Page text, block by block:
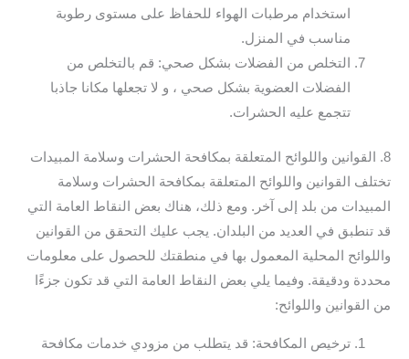
استخدام مرطبات الهواء للحفاظ على مستوى رطوبة
مناسب في المنزل.
التخلص من الفضلات بشكل صحي: قم بالتخلص من
الفضلات العضوية بشكل صحي ، و لا تجعلها مكانا جاذبا
تتجمع عليه الحشرات.
8. القوانين واللوائح المتعلقة بمكافحة الحشرات وسلامة المبيدات
تختلف القوانين واللوائح المتعلقة بمكافحة الحشرات وسلامة
المبيدات من بلد إلى آخر. ومع ذلك، هناك بعض النقاط العامة التي
قد تنطبق في العديد من البلدان. يجب عليك التحقق من القوانين
واللوائح المحلية المعمول بها في منطقتك للحصول على معلومات
محددة ودقيقة. وفيما يلي بعض النقاط العامة التي قد تكون جزءًا
من القوانين واللوائح:
ترخيص المكافحة: قد يتطلب من مزودي خدمات مكافحة